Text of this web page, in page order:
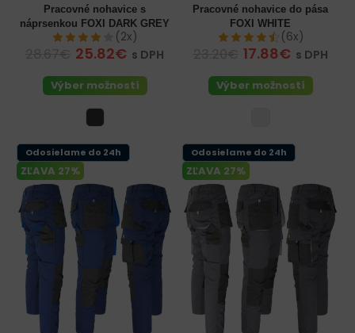
Pracovné nohavice s
náprsenkou FOXI DARK GREY
(2x)
25.82€ s DPH
Výber možností
Pracovné nohavice do pása
FOXI WHITE
(6x)
17.88€ s DPH
Výber možností
ZĽAVA 27%
Odosielame do 24h
ZĽAVA 27%
Odosielame do 24h